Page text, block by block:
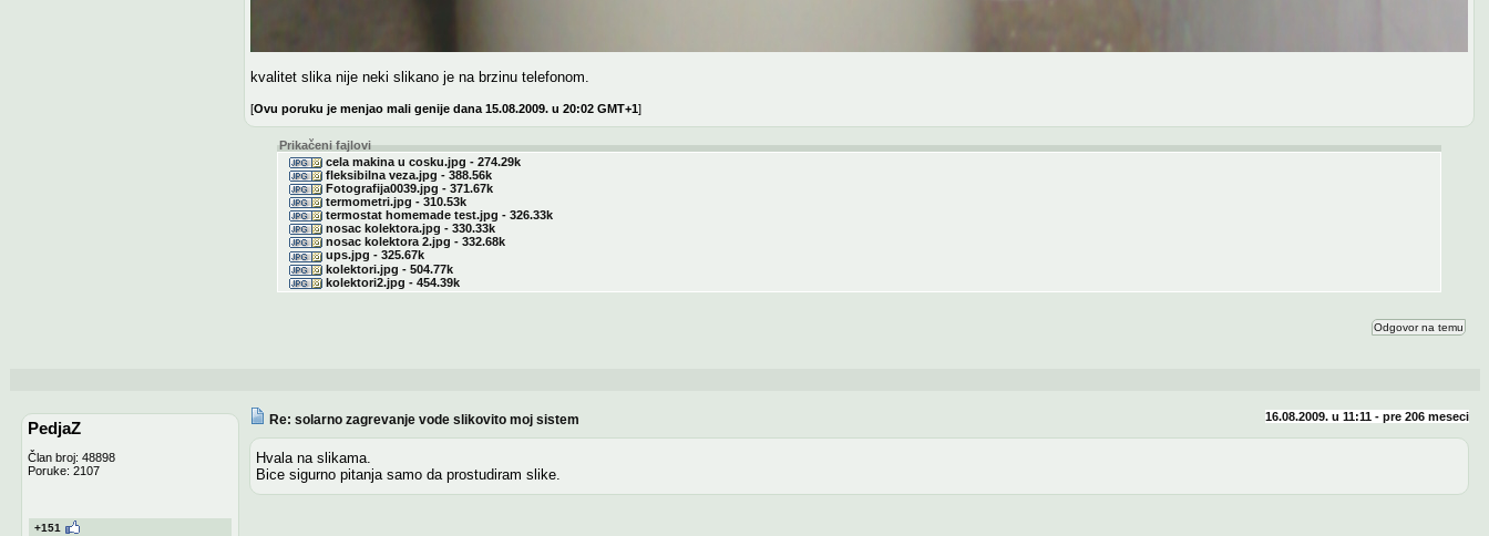
kvalitet slika nije neki slikano je na brzinu telefonom.
[Ovu poruku je menjao mali genije dana 15.08.2009. u 20:02 GMT+1]
Prikačeni fajlovi
cela makina u cosku.jpg - 274.29k
fleksibilna veza.jpg - 388.56k
Fotografija0039.jpg - 371.67k
termometri.jpg - 310.53k
termostat homemade test.jpg - 326.33k
nosac kolektora.jpg - 330.33k
nosac kolektora 2.jpg - 332.68k
ups.jpg - 325.67k
kolektori.jpg - 504.77k
kolektori2.jpg - 454.39k
Odgovor na temu
PedjaZ
Član broj: 48898
Poruke: 2107
+151
Re: solarno zagrevanje vode slikovito moj sistem 16.08.2009. u 11:11 - pre 206 meseci
Hvala na slikama.
Bice sigurno pitanja samo da prostudiram slike.